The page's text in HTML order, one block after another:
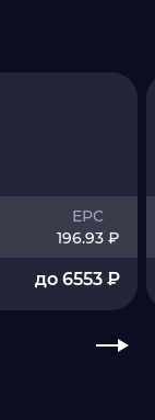
EPC
196.93 ₽
до 6553 ₽